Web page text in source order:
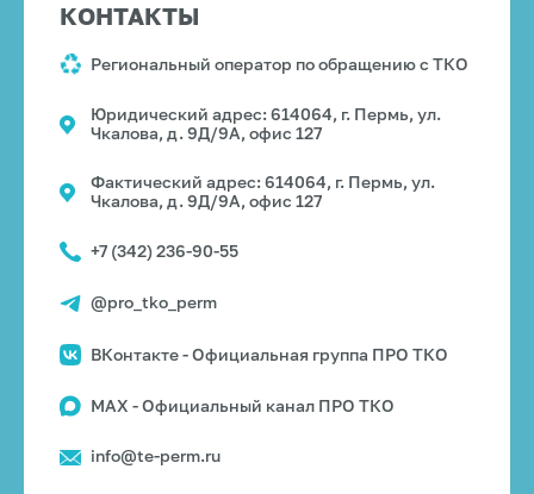
КОНТАКТЫ
Региональный оператор по обращению с ТКО
Юридический адрес: 614064, г. Пермь, ул.
Чкалова, д. 9Д/9А, офис 127
Фактический адрес: 614064, г. Пермь, ул.
Чкалова, д. 9Д/9А, офис 127
+7 (342) 236-90-55
@pro_tko_perm
ВКонтакте - Официальная группа ПРО ТКО
MAX - Официальный канал ПРО ТКО
info@te-perm.ru